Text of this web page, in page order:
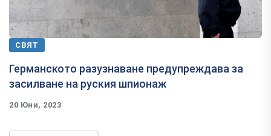
СВЯТ
Германското разузнаване предупреждава за
засилване на руския шпионаж
20 Юни, 2023